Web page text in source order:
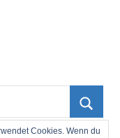
Cookies. Wenn du